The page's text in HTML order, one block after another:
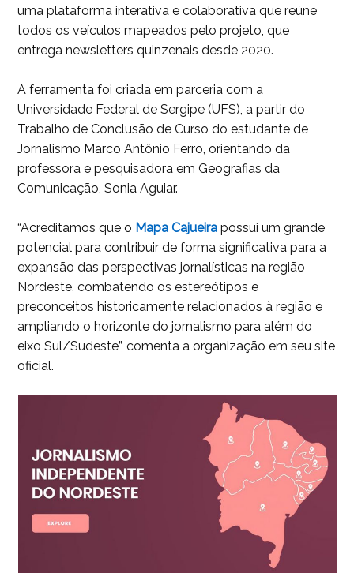
uma plataforma interativa e colaborativa que reúne
todos os veículos mapeados pelo projeto, que
entrega newsletters quinzenais desde 2020.
A ferramenta foi criada em parceria com a
Universidade Federal de Sergipe (UFS), a partir do
Trabalho de Conclusão de Curso do estudante de
Jornalismo Marco Antônio Ferro, orientando da
professora e pesquisadora em Geografias da
Comunicação, Sonia Aguiar.
“Acreditamos que o Mapa Cajueira possui um grande
potencial para contribuir de forma significativa para a
expansão das perspectivas jornalísticas na região
Nordeste, combatendo os estereótipos e
preconceitos historicamente relacionados à região e
ampliando o horizonte do jornalismo para além do
eixo Sul/Sudeste”, comenta a organização em seu site
oficial.